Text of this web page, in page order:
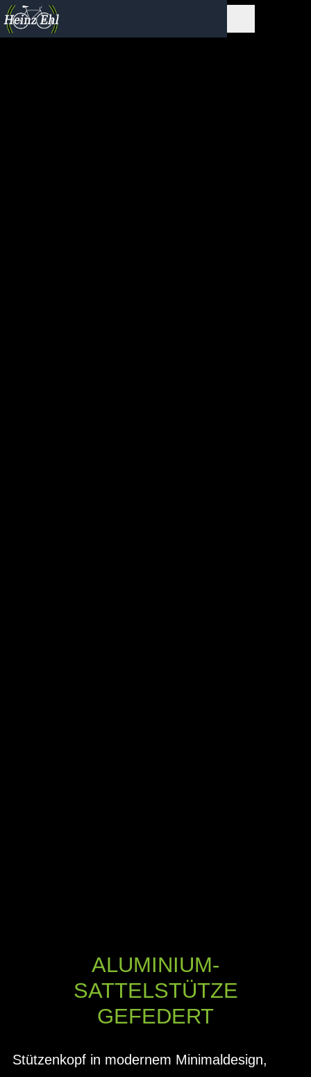
ALUMINIUM-
SATTELSTÜTZE
GEFEDERT
Stützenkopf in modernem Minimaldesign,